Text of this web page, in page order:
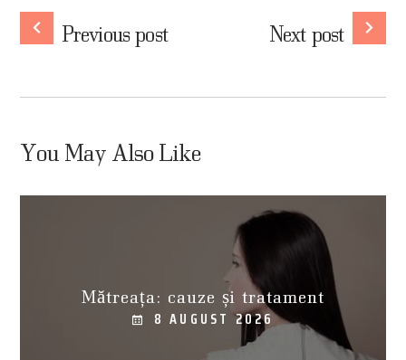
în
articole
Previous
post:
Previous post Next post
You May Also Like
Mătreața: cauze și tratament
8 AUGUST 2026